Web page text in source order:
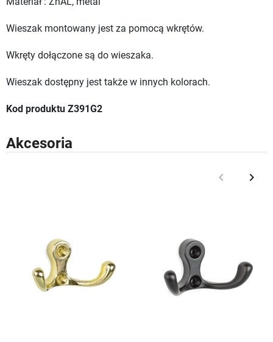
Wieszak montowany jest za pomocą wkrętów.
Wkręty dołączone są do wieszaka.
Wieszak dostępny jest także w innych kolorach.
Kod produktu Z391G2
Akcesoria
Poprzedni
keyboard_arrow_left keyboard_arrow_right